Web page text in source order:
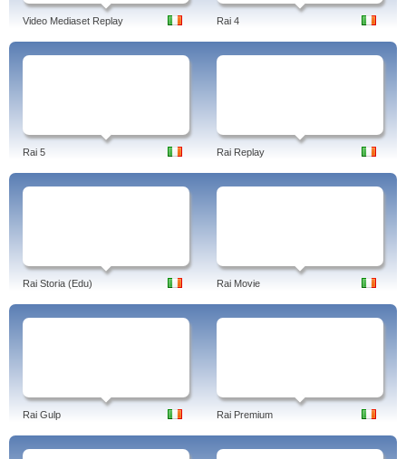
Video Mediaset Replay Rai 4
Rai 5 Rai Replay
Rai Storia (Edu) Rai Movie
Rai Gulp Rai Premium